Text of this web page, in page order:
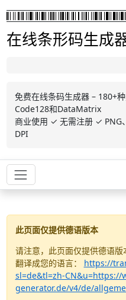
在线条形码生成
免费在线条码生成器 – 180+
Code128和DataMatrix
商业使用 ✓ 无需注册 ✓ PNG
DPI
此页面仅提供德语版本
请注意，此页面仅提供德语
翻译成您的语言： https://
sl=de&tl=zh-CN&u=https://
generator.de/v4/de/